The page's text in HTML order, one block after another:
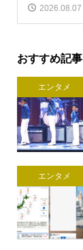
2026.08.07
おすすめ記事
エンタメ
エンタメ